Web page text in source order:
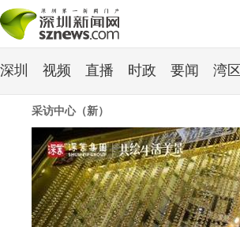
深圳 视频 直播 时政 要闻 湾区
采访中心（新）